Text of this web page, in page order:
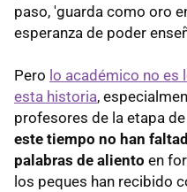
paso, 'guarda como oro
esperanza de poder
Pero lo académico no es
esta historia,
profesores de la etapa
este tiempo no han
palabras de aliento en
los peques han recibido